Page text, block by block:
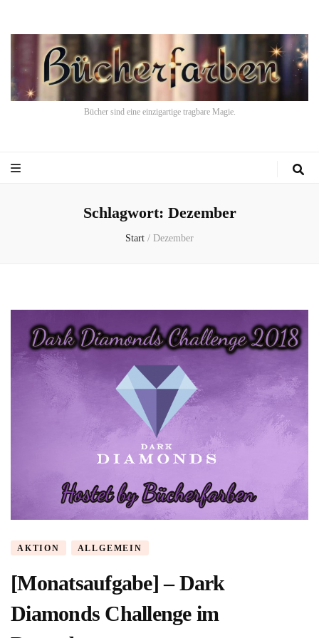
Bücher sind eine einzigartige tragbare Magie.
Schlagwort: Dezember
Start / Dezember
AKTION ALLGEMEIN
[Monatsaufgabe] – Dark
Diamonds Challenge im